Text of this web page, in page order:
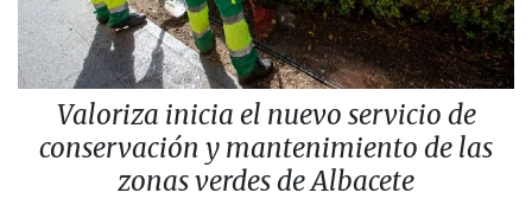
Valoriza inicia el nuevo servicio de
conservación y mantenimiento de las
zonas verdes de Albacete